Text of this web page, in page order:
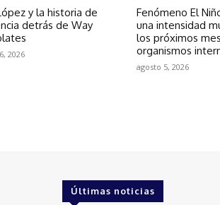
y la historia de
detrás de Way
2026
Fenómeno El
una intensidad
los próximos
organismos
agosto 5, 2026
Últimas noticias